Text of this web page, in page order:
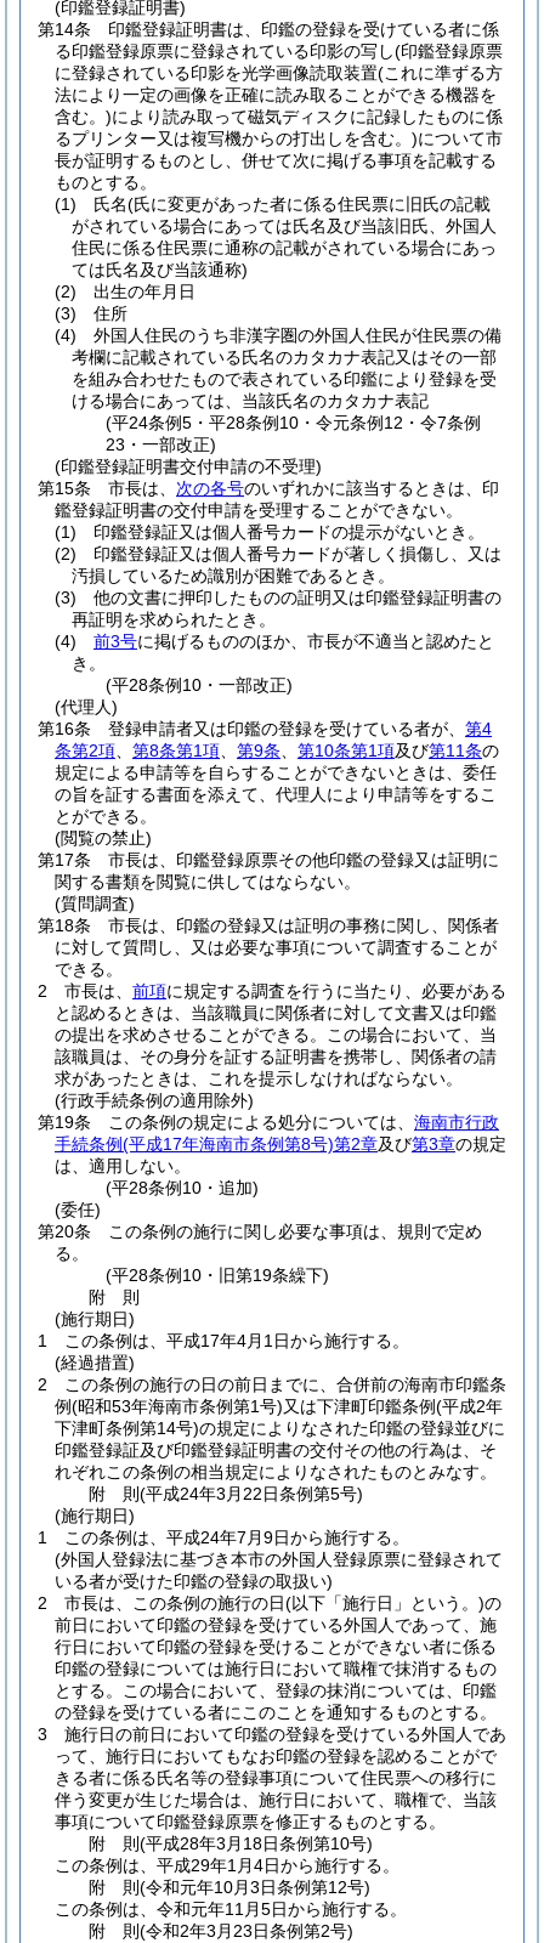
(印鑑登録証明書)
第14条
印鑑登録証明書は、印鑑の登録を受けている者に係
る印鑑登録原票に登録されている印影の写し(印鑑登録原票
に登録されている印影を光学画像読取装置(これに準ずる方
法により一定の画像を正確に読み取ることができる機器を
含む。)により読み取って磁気ディスクに記録したものに係
るプリンター又は複写機からの打出しを含む。)について市
長が証明するものとし、併せて次に掲げる事項を記載する
ものとする。
(1)
氏名(氏に変更があった者に係る住民票に旧氏の記載
がされている場合にあっては氏名及び当該旧氏、外国人
住民に係る住民票に通称の記載がされている場合にあっ
ては氏名及び当該通称)
(2)
出生の年月日
(3)
住所
(4)
外国人住民のうち非漢字圏の外国人住民が住民票の備
考欄に記載されている氏名のカタカナ表記又はその一部
を組み合わせたもので表されている印鑑により登録を受
ける場合にあっては、当該氏名のカタカナ表記
(平24条例5・平28条例10・令元条例12・令7条例
23・一部改正)
(印鑑登録証明書交付申請の不受理)
第15条
市長は、 次の各号のいずれかに該当するときは、印
鑑登録証明書の交付申請を受理することができない。
(1)
印鑑登録証又は個人番号カードの提示がないとき。
(2)
印鑑登録証又は個人番号カードが著しく損傷し、又は
汚損しているため識別が困難であるとき。
(3)
他の文書に押印したものの証明又は印鑑登録証明書の
再証明を求められたとき。
(4)
前3号に掲げるもののほか、市長が不適当と認めたと
き。
(平28条例10・一部改正)
(代理人)
第16条
登録申請者又は印鑑の登録を受けている者が、 第4
条第2項
第8条第1項 第9条 第10条第1項及び第11条の
規定による申請等を自らすることができないときは、委任
の旨を証する書面を添えて、代理人により申請等をするこ
とができる。
(閲覧の禁止)
第17条
市長は、印鑑登録原票その他印鑑の登録又は証明に
関する書類を閲覧に供してはならない。
(質問調査)
第18条
市長は、印鑑の登録又は証明の事務に関し、関係者
に対して質問し、又は必要な事項について調査することが
できる。
2
市長は、 前項に規定する調査を行うに当たり、必要がある
と認めるときは、当該職員に関係者に対して文書又は印鑑
の提出を求めさせることができる。
この場合において、当
該職員は、その身分を証する証明書を携帯し、関係者の請
求があったときは、これを提示しなければならない。
(行政手続条例の適用除外)
第19条
この条例の規定による処分については、 海南市行政
手続条例(平成17年海南市条例第8号)第2章及び第3章の規定
は、適用しない。
(平28条例10・追加)
(委任)
第20条
この条例の施行に関し必要な事項は、規則で定め
る。
(平28条例10・旧第19条繰下)
附 則
(施行期日)
1
この条例は、平成17年4月1日から施行する。
(経過措置)
2
この条例の施行の日の前日までに、合併前の海南市印鑑条
例(昭和53年海南市条例第1号)又は下津町印鑑条例(平成2年
下津町条例第14号)の規定によりなされた印鑑の登録並びに
印鑑登録証及び印鑑登録証明書の交付その他の行為は、そ
れぞれこの条例の相当規定によりなされたものとみなす。
附 則(平成24年3月22日条例第5号)
(施行期日)
1
この条例は、平成24年7月9日から施行する。
(外国人登録法に基づき本市の外国人登録原票に登録されて
いる者が受けた印鑑の登録の取扱い)
2
市長は、この条例の施行の日(以下「施行日」という。)の
前日において印鑑の登録を受けている外国人であって、施
行日において印鑑の登録を受けることができない者に係る
印鑑の登録については施行日において職権で抹消するもの
とする。
この場合において、登録の抹消については、印鑑
の登録を受けている者にこのことを通知するものとする。
3
施行日の前日において印鑑の登録を受けている外国人であ
って、施行日においてもなお印鑑の登録を認めることがで
きる者に係る氏名等の登録事項について住民票への移行に
伴う変更が生じた場合は、施行日において、職権で、当該
事項について印鑑登録原票を修正するものとする。
附 則(平成28年3月18日条例第10号)
この条例は、平成29年1月4日から施行する。
附 則(令和元年10月3日条例第12号)
この条例は、令和元年11月5日から施行する。
附 則(令和2年3月23日条例第2号)